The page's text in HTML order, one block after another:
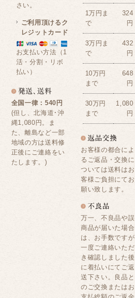
さい。
ご利用頂けるク
レジットカード
お支払い方法（1
活・分割・リボ
払い）
全国一律：540円
(但し、北海道･沖
縄1,080円。ま
た、離島など一部
地域の方は送料修
正後にご連絡をい
たします。)
1万円ま
で
324
円
3万円ま
で
432
円
10万円
まで
648
円
30万円
まで
1,080
円
お客様の都合によ
るご返品・交換に
ついては送料はお
客様ご負担にてお
願い致します。
万一、不良品や誤
商品が届いた場合
は、お手数ですが
一度ご連絡いただ
き確認しました後
に着払いにてご返
送下さい。良品と
のご交換またはお